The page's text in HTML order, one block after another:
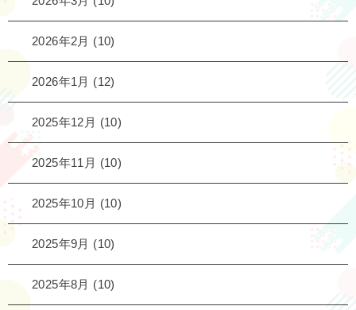
2026年2月 (10)
2026年1月 (12)
2025年12月 (10)
2025年11月 (10)
2025年10月 (10)
2025年9月 (10)
2025年8月 (10)